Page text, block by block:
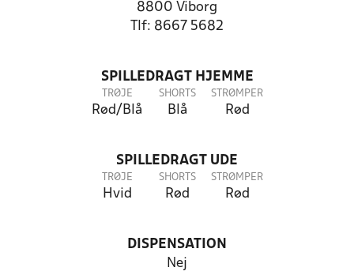
8800 Viborg
Tlf: 8667 5682
SPILLEDRAGT HJEMME
TRØJE
Rød/Blå
SHORTS
Blå
STRØMPER
Rød
SPILLEDRAGT UDE
TRØJE
Hvid
SHORTS
Rød
STRØMPER
Rød
DISPENSATION
Nej